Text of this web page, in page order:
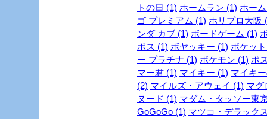
トの日 (1) ホームラン (1) ホー
ゴ プレミアム (1) ホリプロ大阪
ンダ カブ (1) ボードゲーム (1)
ボス (1) ボヤッキー (1) ポケッ
ー プラチナ (1) ポケモン (1) ポ
マー君 (1) マイキー (1) マイキ
(2) マイルズ・アウェイ (1) マグ
ヌード (1) マダム・タッソー東
GoGoGo (1) マツコ・デラック